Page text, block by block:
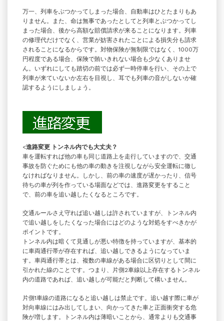
万一、列車をぶつかってしまった場合、自動車はひとたまりもあ
りません。また、命は無事であったとしてと列車とぶつかってし
まった場合、後から高額な賠償請求が来ることになります。列車
の修理代だけでなく、営業が妨害されたことによる損失分も請求
されることになるからです。対物保険が無制限ではなく、1000万
円程度である場合、保険で賄いきれない場合も少なくありませ
ん。いずれにしても踏切の前では必ず一時停車を行い、その上で
列車が来ていないか左右を目視し、耳でも列車の音がしないか確
認するようにしましょう。
<進路変更 トンネル内でも大丈夫？
車を運転すれば他の車も同じ道路上を走行していますので、交通
事故を防ぐためにも他の車の動きを注視しながら安全運転に徹し
なければなりません。しかし、前の車の速度が遅かったり、信号
待ちの車が列を作っている場面などでは、進路変更をすること
で、前の車を追い越したくなるところです。
交通ルールさえ守れば追い越しは許されていますが、トンネル内
で追い越しをしたくなった場合にはどのような対処をすべきかが
ポイントです。
トンネル内は暗くて見通しが悪い特徴を持っていますが、基本的
に車両通行帯が存在すれば、追い越しできるようになっていま
す。車両通行帯とは、複数の車線がある場合に区切りとして間に
引かれた線のことです。つまり、片側2車線以上存在するトンネル
内の道路であれば、追い越しが可能だと判断して構いません。
片側1車線の道路になると追い越しは禁止です。追い越す際に車が
対向車線にはみ出してしまい、向かってきた車と正面衝突する危
険が増します。トンネル内は薄暗いことから、通常よりも交通事